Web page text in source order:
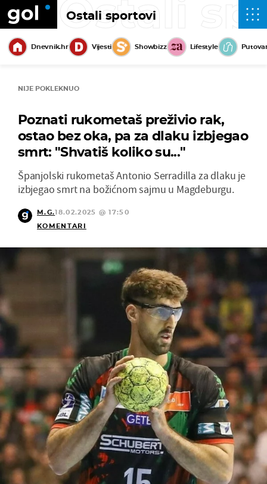
Ostali sportovi
Ostali
Dnevnik.hr Vijesti Showbizz Lifestyle
NIJE POKLEKNUO
Poznati rukometaš preživio rak,
ostao bez oka, pa za dlaku izbjegao
smrt: "Shvatiš koliko su..."
Španjolski rukometaš Antonio Serradilla za dlaku je
izbjegao smrt na božićnom sajmu u Magdeburgu.
M.G.18.02.2025 @ 17:50
KOMENTARI